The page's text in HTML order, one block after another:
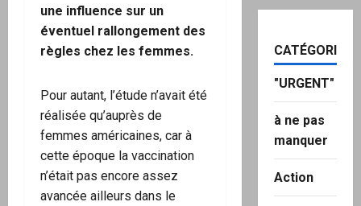
une influence sur un
éventuel rallongement des
règles chez les femmes.
Pour autant, l’étude n’avait été
réalisée qu’auprès de
femmes américaines, car à
cette époque la vaccination
n’était pas encore assez
avancée ailleurs dans le
CATÉGORIES
"URGENT"
à ne pas
manquer
Action